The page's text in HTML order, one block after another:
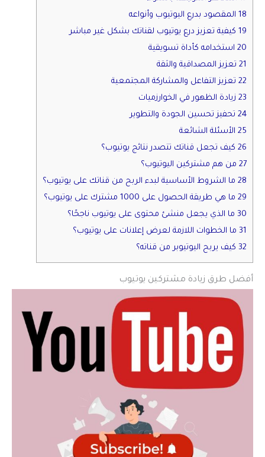
18 المقصود بدرع اليوتيوب وأنواعه
19 كيفية تعزيز درع يوتيوب لقناتك بشكل غير مباشر
20 استخدامه كأداة تسويقية
21 تعزيز المصداقية والثقة
22 تعزيز التفاعل والمشاركة المجتمعية
23 زيادة الظهور في الخوارزميات
24 تحفيز تحسين الجودة والتطوير
25 الأسئلة الشائعة
26 كيف تجعل قناتك تتصدر نتائج يوتيوب؟
27 من هم مشتركين اليوتيوب؟
28 ما الشروط الأساسية لبدء الربح من قناتك على يوتيوب؟
29 ما هي طريقة الحصول على 1000 مشترك على يوتيوب؟
30 ما الذي يجعل منشئ محتوى على يوتيوب ناجحًا؟
31 ما الخطوات اللازمة لعرض إعلانات على يوتيوب؟
32 كيف يربح اليوتيوبر من قناته؟
أفضل طرق زيادة مشتركين يوتيوب